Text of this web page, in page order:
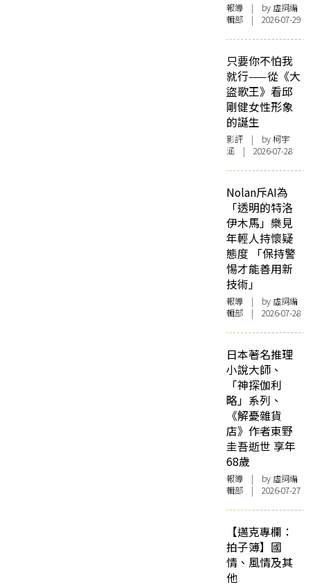
報導 | by 虛詞編
輯部 | 2026-07-29
只要你不怕我
就行——從《大
盜歌王》看邱
剛健女性形象
的誕生
影評 | by 柯宇
涵 | 2026-07-28
Nolan斥AI為
「透明的特洛
伊木馬」樂見
年輕人持懷疑
態度 「保持警
惕才能善用新
技術」
報導 | by 虛詞編
輯部 | 2026-07-28
日本著名推理
小說大師、
「神探伽利
略」系列、
《解憂雜貨
店》作者東野
圭吾逝世 享年
68歲
報導 | by 虛詞編
輯部 | 2026-07-27
【邁克專欄：
拍子簿】國
情、風情及其
他